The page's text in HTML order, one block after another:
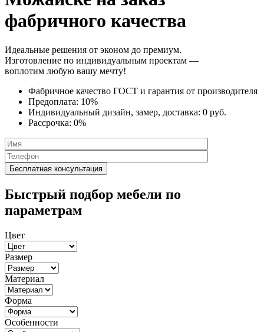
фабричного качества
Идеальные решения от эконом до премиум.
Изготовление по индивидуальным проектам —
воплотим любую вашу мечту!
Фабричное качество ГОСТ и гарантия от производителя
Предоплата: 10%
Индивидуальный дизайн, замер, доставка: 0 руб.
Рассрочка: 0%
Быстрый подбор мебели по
параметрам
Цвет
Размер
Материал
Форма
Особенности